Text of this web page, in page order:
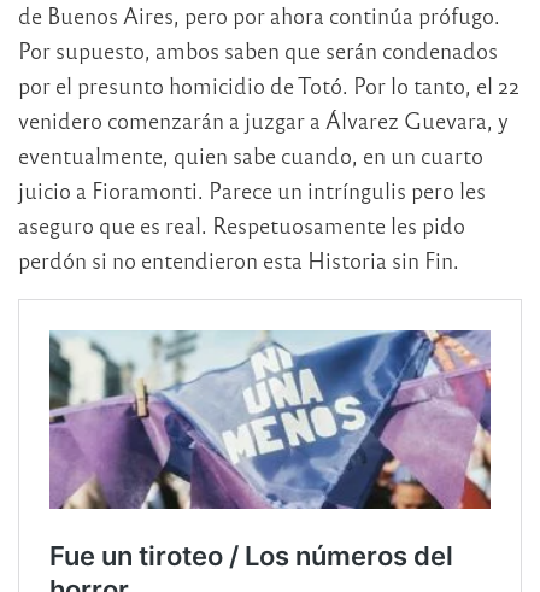
de Buenos Aires, pero por ahora continúa prófugo.
Por supuesto, ambos saben que serán condenados
por el presunto homicidio de Totó. Por lo tanto, el 22
venidero comenzarán a juzgar a Álvarez Guevara, y
eventualmente, quien sabe cuando, en un cuarto
juicio a Fioramonti. Parece un intríngulis pero les
aseguro que es real. Respetuosamente les pido
perdón si no entendieron esta Historia sin Fin.